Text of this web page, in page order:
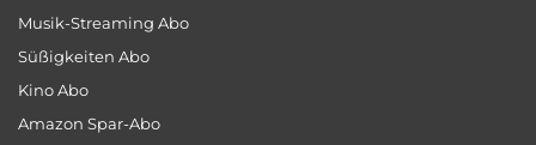
Musik-Streaming Abo
Süßigkeiten Abo
Kino Abo
Amazon Spar-Abo